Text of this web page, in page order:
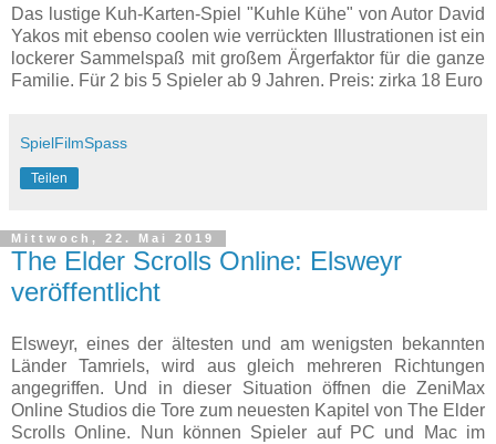
Das lustige Kuh-Karten-Spiel "Kuhle Kühe" von Autor David
Yakos mit ebenso coolen wie verrückten Illustrationen ist ein
lockerer Sammelspaß mit großem Ärgerfaktor für die ganze
Familie. Für 2 bis 5 Spieler ab 9 Jahren. Preis: zirka 18 Euro
SpielFilmSpass
Teilen
Mittwoch, 22. Mai 2019
The Elder Scrolls Online: Elsweyr
veröffentlicht
Elsweyr, eines der ältesten und am wenigsten bekannten
Länder Tamriels, wird aus gleich mehreren Richtungen
angegriffen. Und in dieser Situation öffnen die ZeniMax
Online Studios die Tore zum neuesten Kapitel von The Elder
Scrolls Online. Nun können Spieler auf PC und Mac im